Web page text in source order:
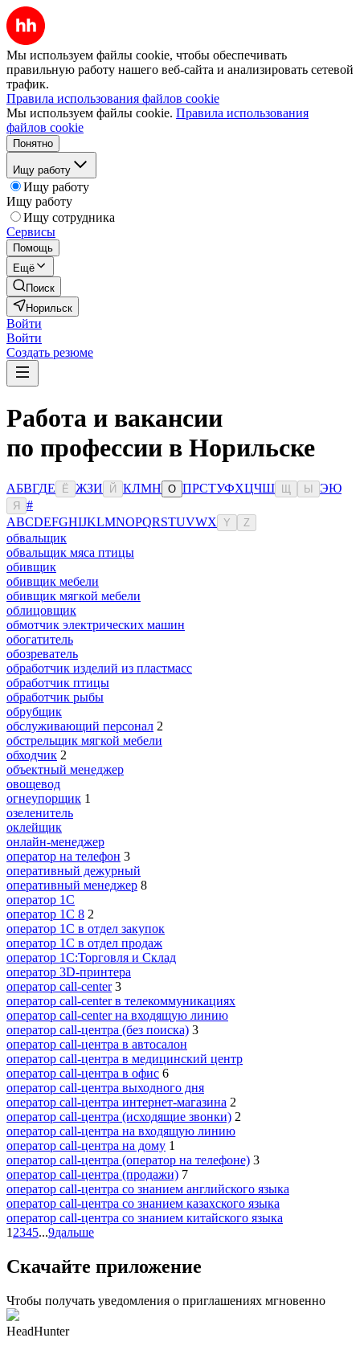
Мы используем файлы cookie, чтобы обеспечивать
правильную работу нашего веб-сайта и анализировать сетевой
трафик.
Правила использования файлов cookie
Мы используем файлы cookie. Правила использования
файлов cookie
Понятно
Ищу работу
Ищу работу
Ищу работу
Ищу сотрудника
Сервисы
Помощь
Ещё
Поиск
Норильск
Войти
Войти
Создать резюме
Работа и вакансии
по профессии в Норильске
АБВГДЕ Ё ЖЗИ Й КЛМН О ПРСТУФХЦЧШ Ы ЭЮ
Я
#
ABCDEFGHIJKLMNOPQRSTUVWX Y Z
обвальщик
обвальщик мяса птицы
обивщик
обивщик мебели
обивщик мягкой мебели
облицовщик
обмотчик электрических машин
обогатитель
обозреватель
обработчик изделий из пластмасс
обработчик птицы
обработчик рыбы
обрубщик
обслуживающий персонал 2
обстрельщик мягкой мебели
обходчик 2
объектный менеджер
овощевод
огнеупорщик 1
озеленитель
оклейщик
онлайн-менеджер
опeрaтoр нa тeлeфoн 3
оперативный дежурный
оперативный менеджер 8
оператор 1C
оператор 1С 8 2
оператор 1С в отдел закупок
оператор 1С в отдел продаж
оператор 1С:Торговля и Склад
оператор 3D-принтера
оператор call-center 3
оператор call-center в телекоммуникациях
оператор call-center на входящую линию
оператор call-центра (без поиска) 3
оператор call-центра в автосалон
оператор call-центра в медицинский центр
оператор call-центра в офис 6
оператор call-центра выходного дня
оператор call-центра интернет-магазина 2
оператор call-центра (исходящие звонки) 2
оператор call-центра на входящую линию
оператор call-центра на дому 1
оператор call-центра (оператор на телефоне) 3
оператор call-центра (продажи) 7
оператор call-центра со знанием английского языка
оператор call-центра со знанием казахского языка
оператор call-центра со знанием китайского языка
1 2345...9дальше
Скачайте приложение
Чтобы получать уведомления о приглашениях мгновенно
HeadHunter